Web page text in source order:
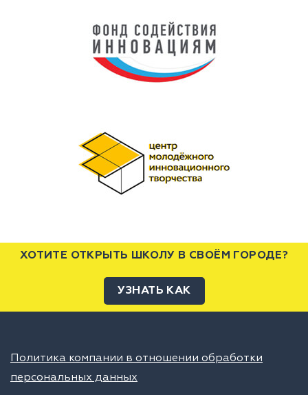
ХОТИТЕ ОТКРЫТЬ ШКОЛУ В СВОЁМ ГОРОДЕ?
УЗНАТЬ КАК
Политика компании в отношении обработки
персональных данных